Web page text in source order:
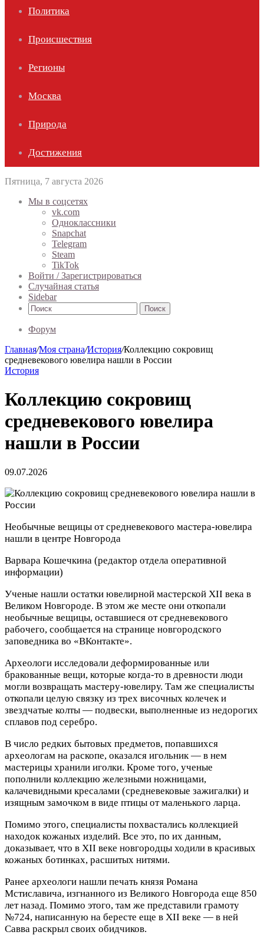
Политика
Происшествия
Регионы
Москва
Природа
Достижения
Пятница, 7 августа 2026
Мы в соцсетях
vk.com
Одноклассники
Snapchat
Telegram
Steam
TikTok
Войти / Зарегистрироваться
Случайная статья
Sidebar
Поиск
Форум
Главная/Моя страна/История/Коллекцию сокровищ
средневекового ювелира нашли в России
История
Коллекцию сокровищ
средневекового ювелира
нашли в России
09.07.2026
Необычные вещицы от средневекового мастера-ювелира
нашли в центре Новгорода
Варвара Кошечкина (редактор отдела оперативной
информации)
Ученые нашли остатки ювелирной мастерской XII века в
Великом Новгороде. В этом же месте они откопали
необычные вещицы, оставшиеся от средневекового
рабочего, сообщается на странице новгородского
заповедника во «ВКонтакте».
Археологи исследовали деформированные или
бракованные вещи, которые когда-то в древности люди
могли возвращать мастеру-ювелиру. Там же специалисты
откопали целую связку из трех височных колечек и
звездчатые колты — подвески, выполненные из недорогих
сплавов под серебро.
В число редких бытовых предметов, попавшихся
археологам на раскопе, оказался игольник — в нем
мастерицы хранили иголки. Кроме того, ученые
пополнили коллекцию железными ножницами,
калачевидными кресалами (средневековые зажигалки) и
изящным замочком в виде птицы от маленького ларца.
Помимо этого, специалисты похвастались коллекцией
находок кожаных изделий. Все это, по их данным,
доказывает, что в XII веке новгородцы ходили в красивых
кожаных ботинках, расшитых нитями.
Ранее археологи нашли печать князя Романа
Мстиславича, изгнанного из Великого Новгорода еще 850
лет назад. Помимо этого, там же представили грамоту
№724, написанную на бересте еще в XII веке — в ней
Савва раскрыл своих обидчиков.